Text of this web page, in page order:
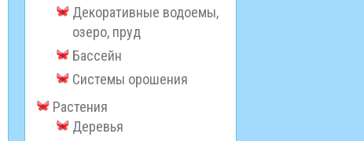
Декоративные водоемы,
озеро, пруд
Бассейн
Системы орошения
Растения
Деревья